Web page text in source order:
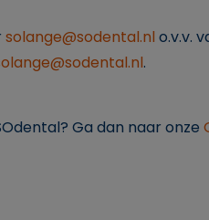
solange@sodental.nl o.v.v.
.
Ga dan naar onze